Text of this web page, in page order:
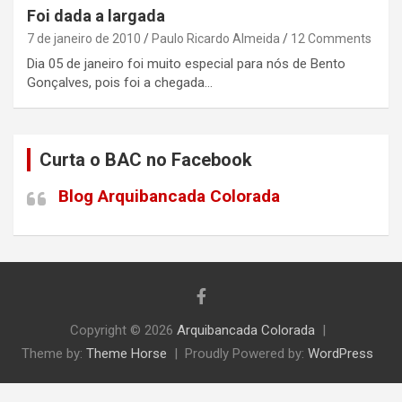
Foi dada a largada
7 de janeiro de 2010 Paulo Ricardo Almeida 12 Comments
Dia 05 de janeiro foi muito especial para nós de Bento
Gonçalves, pois foi a chegada…
Curta o BAC no Facebook
Blog Arquibancada Colorada
Copyright © 2026 Arquibancada Colorada
Theme by: Theme Horse Proudly Powered by: WordPress